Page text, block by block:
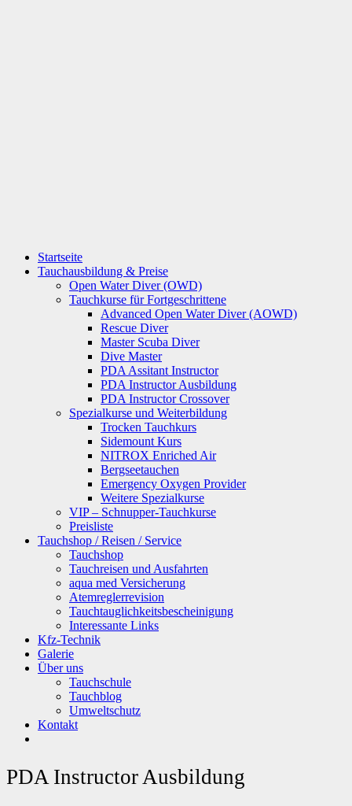
Startseite
Tauchausbildung & Preise
Open Water Diver (OWD)
Tauchkurse für Fortgeschrittene
Advanced Open Water Diver (AOWD)
Rescue Diver
Master Scuba Diver
Dive Master
PDA Assitant Instructor
PDA Instructor Ausbildung
PDA Instructor Crossover
Spezialkurse und Weiterbildung
Trocken Tauchkurs
Sidemount Kurs
NITROX Enriched Air
Bergseetauchen
Emergency Oxygen Provider
Weitere Spezialkurse
VIP – Schnupper-Tauchkurse
Preisliste
Tauchshop / Reisen / Service
Tauchshop
Tauchreisen und Ausfahrten
aqua med Versicherung
Atemreglerrevision
Tauchtauglichkeitsbescheinigung
Interessante Links
Kfz-Technik
Galerie
Über uns
Tauchschule
Tauchblog
Umweltschutz
Kontakt
PDA Instructor Ausbildung